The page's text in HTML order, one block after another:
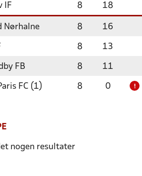
IF 8 18
Nørhalne 8 16
8 13
FB 8 11
FC (1) 8 0 !
nogen resultater